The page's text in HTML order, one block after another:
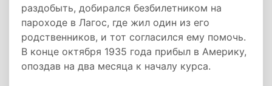
раздобыть, добирался безбилетником на
пароходе в Лагос, где жил один из его
родственников, и тот согласился ему помочь.
В конце октября 1935 года прибыл в Америку,
опоздав на два месяца к началу курса.